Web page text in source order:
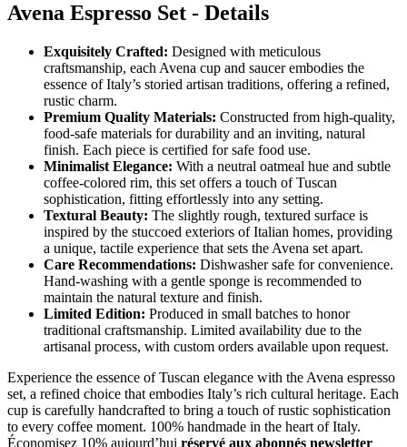
Avena Espresso Set - Details
Exquisitely Crafted: Designed with meticulous
craftsmanship, each Avena cup and saucer embodies the
essence of Italy’s storied artisan traditions, offering a refined,
rustic charm.
Premium Quality Materials: Constructed from high-quality,
food-safe materials for durability and an inviting, natural
finish. Each piece is certified for safe food use.
Minimalist Elegance: With a neutral oatmeal hue and subtle
coffee-colored rim, this set offers a touch of Tuscan
sophistication, fitting effortlessly into any setting.
Textural Beauty: The slightly rough, textured surface is
inspired by the stuccoed exteriors of Italian homes, providing
a unique, tactile experience that sets the Avena set apart.
Care Recommendations: Dishwasher safe for convenience.
Hand-washing with a gentle sponge is recommended to
maintain the natural texture and finish.
Limited Edition: Produced in small batches to honor
traditional craftsmanship. Limited availability due to the
artisanal process, with custom orders available upon request.
Experience the essence of Tuscan elegance with the Avena espresso
set, a refined choice that embodies Italy’s rich cultural heritage. Each
cup is carefully handcrafted to bring a touch of rustic sophistication
to every coffee moment. 100% handmade in the heart of Italy.
Économisez 10% aujourd’hui réservé aux abonnés newsletter